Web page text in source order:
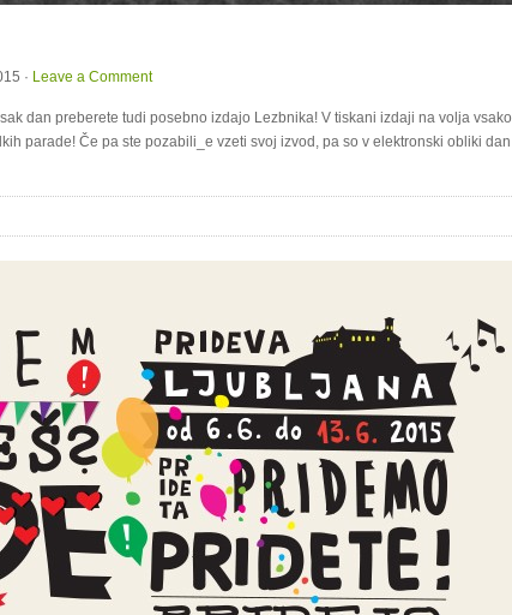
· Leave a Comment
dan preberete tudi posebno izdajo Lezbnika! V tiskani izdaji na volja vsako
parade! Če pa ste pozabili_e vzeti svoj izvod, pa so v elektronski obliki dan